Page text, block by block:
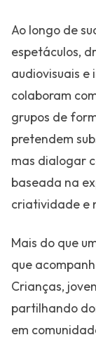
Ao longo de
espetáculos,
audiovisuais e
colaboram
grupos de
pretendem
mas dialogar
baseada na
criatividade e
Mais do que
que
Crianças,
partilhando
em